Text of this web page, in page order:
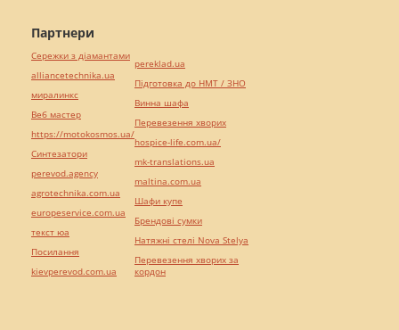
Партнери
Сережки з діамантами
alliancetechnika.ua
миралинкс
Веб мастер
https://motokosmos.ua/
Синтезатори
perevod.agency
agrotechnika.com.ua
europeservice.com.ua
текст юа
Посилання
kievperevod.com.ua
pereklad.ua
Підготовка до НМТ / ЗНО
Винна шафа
Перевезення хворих
hospice-life.com.ua/
mk-translations.ua
maltina.com.ua
Шафи купе
Брендові сумки
Натяжні стелі Nova Stelya
Перевезення хворих за
кордон